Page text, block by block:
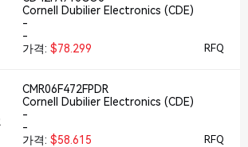
Cornell Dubilier Electronics (CDE)
-
-
가격: $78.299 RFQ
CMR06F472FPDR
Cornell Dubilier Electronics (CDE)
-
-
가격: $58.615 RFQ